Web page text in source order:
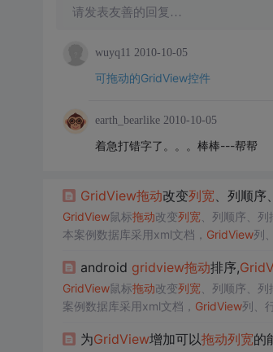
请发表友善的回复…
wuyq11 2010-10-05
可拖动的GridView控件
earth_bearlike 2010-10-05
着急打错字了。。。棒棒---帮帮
GridView拖动改变列宽、列顺序
GridView鼠标拖动改变列宽 、列顺序、
本案例数据库采用xml文档， GridView列
android gridview拖动排序,
GridView鼠标拖动改变列宽 、列顺序、
案例数据库采用xml文档， GridView列、
为GridView增加可以拖动列宽的